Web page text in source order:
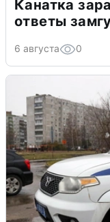
Канатка
ответы
6 августа 0